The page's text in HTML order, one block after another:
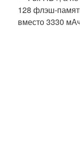
128 флэш-
вместо 3330